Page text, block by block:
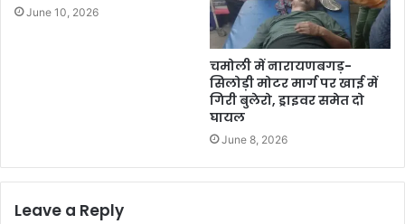
June 10, 2026
चमोली में नारायणबगड़-
सिलोड़ी मोटर मार्ग पर खाई में
गिरी बुलेरो, ड्राइवर समेत दो
घायल
June 8, 2026
Leave a Reply